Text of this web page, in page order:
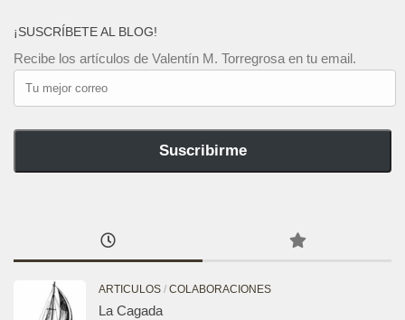
¡SUSCRÍBETE AL BLOG!
Recibe los artículos de Valentín M. Torregrosa en tu email.
mejor
Suscribirme
ARTICULOS / COLABORACIONES
La Cagada